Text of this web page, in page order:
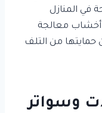
في المنازل
معالجة
حمايتها من التلف
وسواتر